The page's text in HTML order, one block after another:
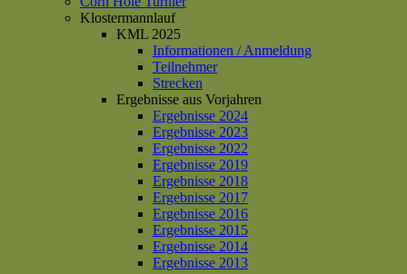
Klostermannlauf
KML 2025
Informationen / Anmeldung
Teilnehmer
Strecken
Ergebnisse aus Vorjahren
Ergebnisse 2024
Ergebnisse 2023
Ergebnisse 2022
Ergebnisse 2019
Ergebnisse 2018
Ergebnisse 2017
Ergebnisse 2016
Ergebnisse 2015
Ergebnisse 2014
Ergebnisse 2013